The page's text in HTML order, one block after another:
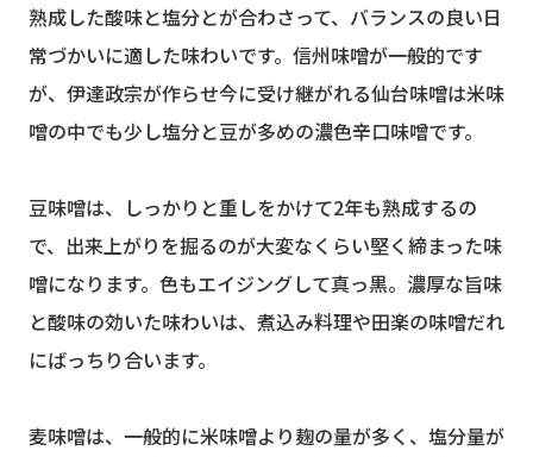
熟成した酸味と塩分とが合わさって、バランスの良い日
常づかいに適した味わいです。信州味噌が一般的です
が、伊達政宗が作らせ今に受け継がれる仙台味噌は米味
噌の中でも少し塩分と豆が多めの濃色辛口味噌です。
豆味噌は、しっかりと重しをかけて2年も熟成するの
で、出来上がりを掘るのが大変なくらい堅く締まった味
噌になります。色もエイジングして真っ黒。濃厚な旨味
と酸味の効いた味わいは、煮込み料理や田楽の味噌だれ
にばっちり合います。
麦味噌は、一般的に米味噌より麹の量が多く、塩分量が